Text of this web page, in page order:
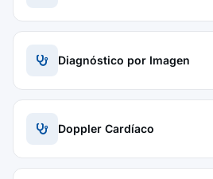
Diagnóstico por Imagen
Doppler Cardíaco